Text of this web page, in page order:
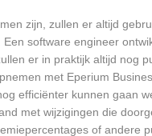
zijn, zullen er altijd
software engineer
er in praktijk altijd nog
met Eperium
efficiënter kunnen gaan
met wijzigingen die
of andere